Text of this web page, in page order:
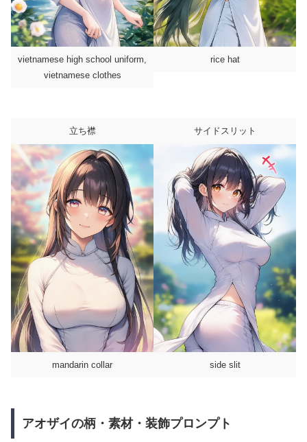
vietnamese high school uniform,
vietnamese clothes
rice hat
立ち襟
mandarin collar
サイドスリット
side slit
アオザイの柄・素材・装飾プロンプト